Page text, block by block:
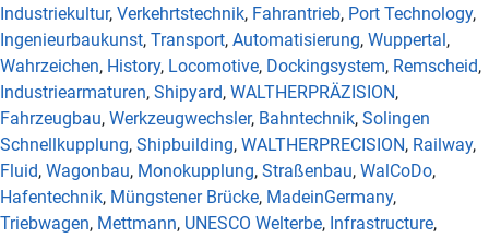
Industriekultur, Verkehrtstechnik, Fahrantrieb, Port Technology,
Ingenieurbaukunst, Transport, Automatisierung, Wuppertal,
Wahrzeichen, History, Locomotive, Dockingsystem, Remscheid,
Industriearmaturen, Shipyard, WALTHERPRÄZISION,
Fahrzeugbau, Werkzeugwechsler, Bahntechnik, Solingen
Schnellkupplung, Shipbuilding, WALTHERPRECISION, Railway,
Fluid, Wagonbau, Monokupplung, Straßenbau, WalCoDo,
Hafentechnik, Müngstener Brücke, MadeinGermany,
Triebwagen, Mettmann, UNESCO Welterbe, Infrastructure,